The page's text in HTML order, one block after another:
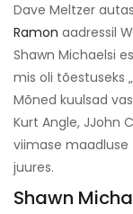
Dave Meltzer
Ramon aadressil
Shawn Michaelsi
mis oli tõestuseks
Mõned kuulsad
Kurt Angle, JJohn
viimase maadluse
juures.
Shawn